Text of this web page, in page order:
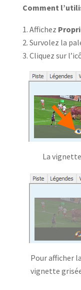
Comment
Affichez
Survolez la
Cliquez sur
La
Pour afficher
vignette